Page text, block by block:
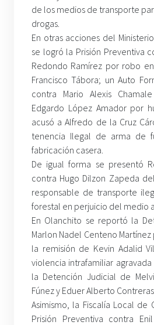
de los medios de transporte
drogas.
En otras acciones del
se logró la Prisión Preventiva
Redondo Ramírez por robo
Francisco Tábora; un Auto
contra Mario Alexis
Edgardo López Amador por
acusó a Alfredo de la Cruz
tenencia Ilegal de arma de
fabricación casera.
De igual forma se presentó
contra Hugo Dilzon Zapeda
responsable de transporte
forestal en perjuicio del medio
En Olanchito se reportó la
Marlon Nadel Centeno
la remisión de Kevin Adalid
violencia intrafamiliar
la Detención Judicial de
Fúnez y Eduer Alberto
Asimismo, la Fiscalía Local de
Prisión Preventiva contra